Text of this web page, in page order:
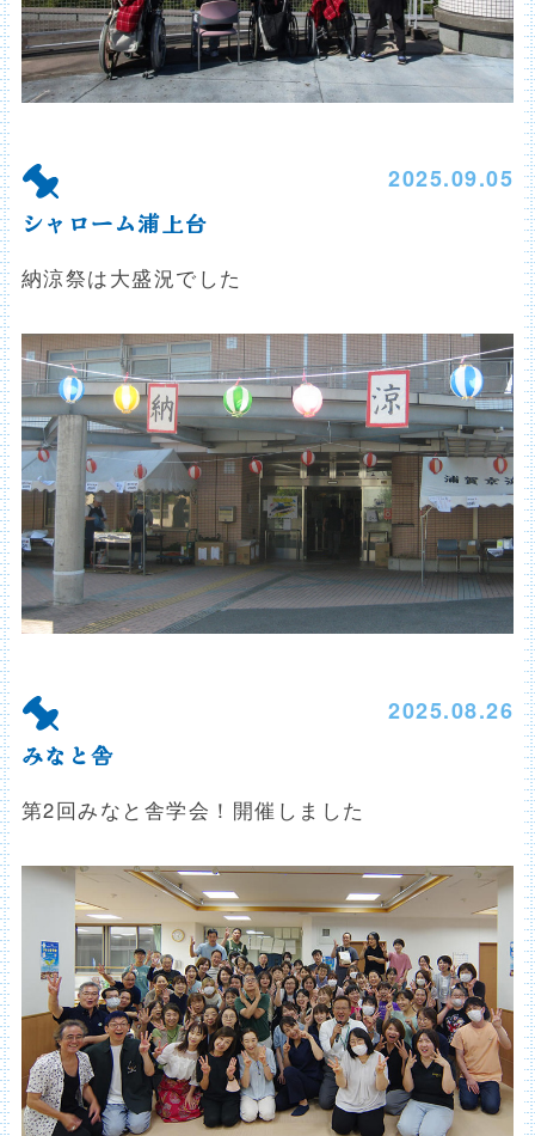
2025.09.05
シャローム浦上台
納涼祭は大盛況でした
2025.08.26
みなと舎
第2回みなと舎学会！開催しました